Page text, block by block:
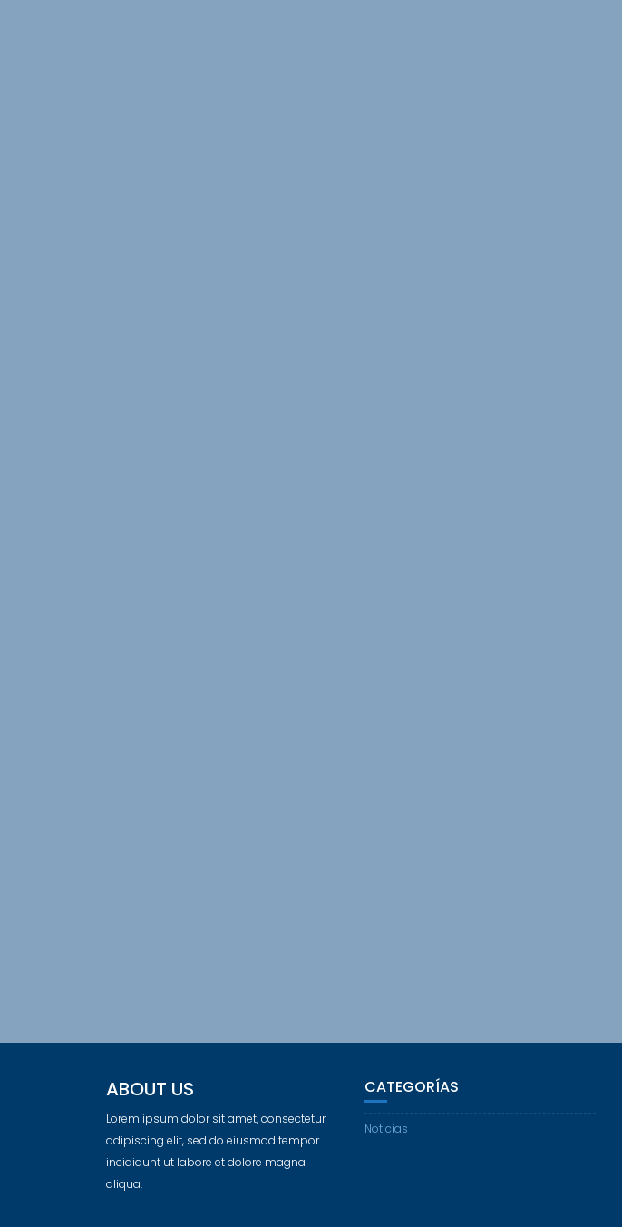
ABOUT US
Lorem ipsum dolor sit amet, consectetur
adipiscing elit, sed do eiusmod tempor
incididunt ut labore et dolore magna
aliqua.
CATEGORÍAS
Noticias